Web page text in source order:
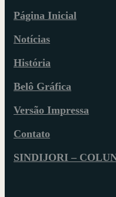
Página Inicial
Notícias
História
Belô Gráfica
Versão Impressa
Contato
SINDIJORI –